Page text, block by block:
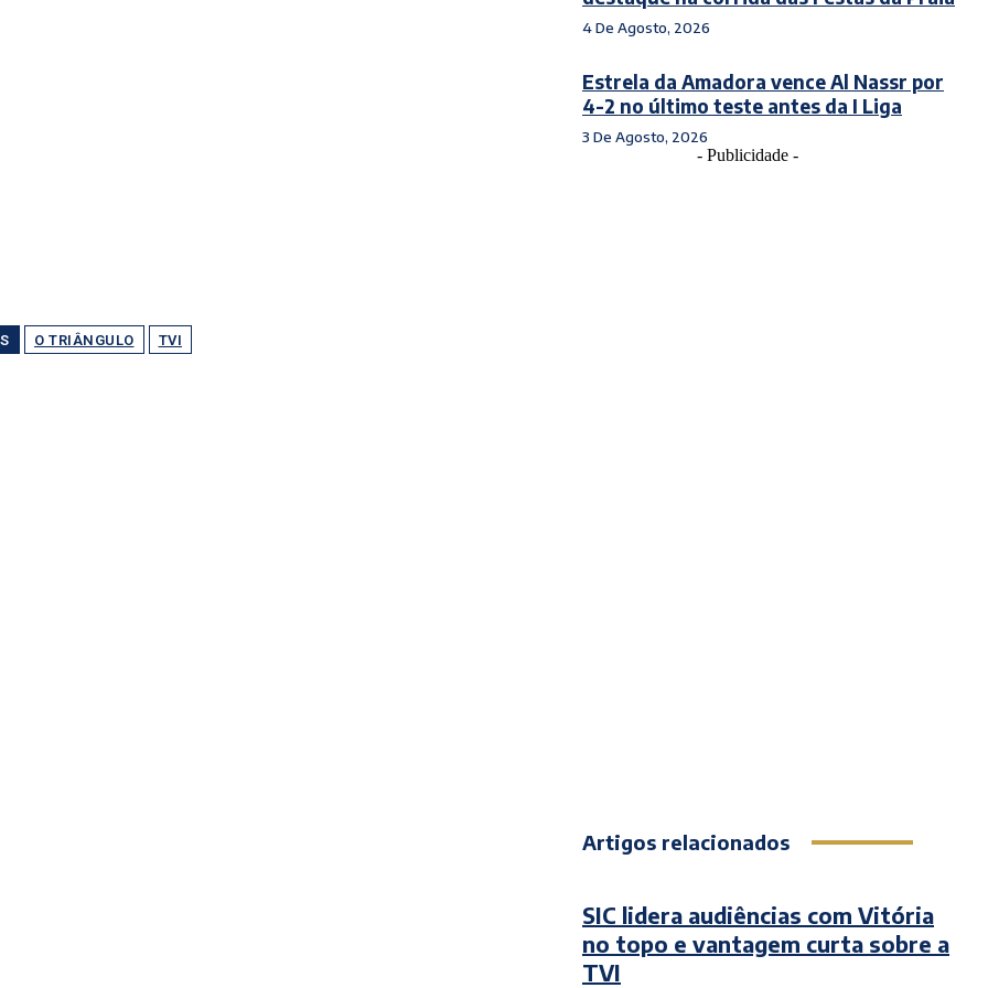
O TRIÂNGULO TVI
4 De Agosto, 2026
Estrela da Amadora vence Al Nassr por
4-2 no último teste antes da I Liga
3 De Agosto, 2026
- Publicidade -
Artigos relacionados
SIC lidera audiências com Vitória
no topo e vantagem curta sobre a
TVI